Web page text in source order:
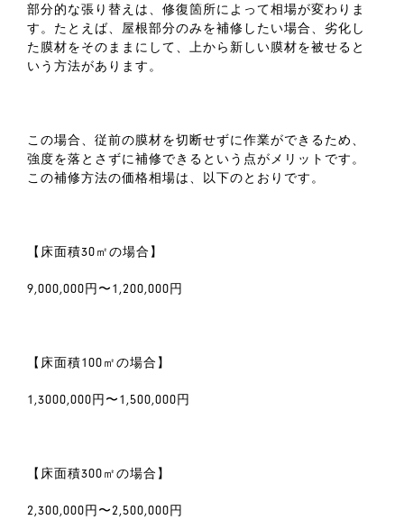
部分的な張り替えは、修復箇所によって相場が変わりま
す。たとえば、屋根部分のみを補修したい場合、劣化し
た膜材をそのままにして、上から新しい膜材を被せると
いう方法があります。
この場合、従前の膜材を切断せずに作業ができるため、
強度を落とさずに補修できるという点がメリットです。
この補修方法の価格相場は、以下のとおりです。
【床面積30㎡の場合】
9,000,000円〜1,200,000円
【床面積100㎡の場合】
1,3000,000円〜1,500,000円
【床面積300㎡の場合】
2,300,000円〜2,500,000円